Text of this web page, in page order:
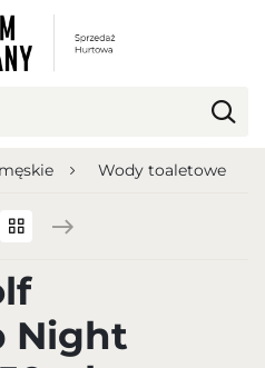
Wody toaletowe
Night